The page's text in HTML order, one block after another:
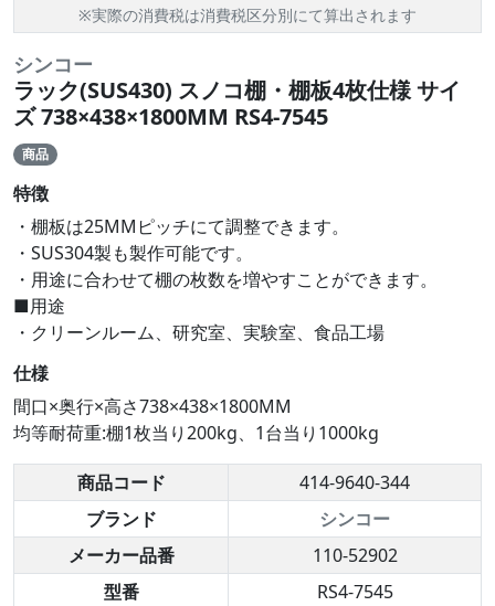
※実際の消費税は消費税区分別にて算出されます
シンコー
ラック(SUS430) スノコ棚・棚板4枚仕様 サイ
ズ 738×438×1800MM RS4-7545
商品
特徴
・棚板は25MMピッチにて調整できます。
・SUS304製も製作可能です。
・用途に合わせて棚の枚数を増やすことができます。
■用途
・クリーンルーム、研究室、実験室、食品工場
仕様
間口×奥行×高さ738×438×1800MM
均等耐荷重:棚1枚当り200kg、1台当り1000kg
商品コード
414-9640-344
ブランド
シンコー
メーカー品番
110-52902
型番
RS4-7545